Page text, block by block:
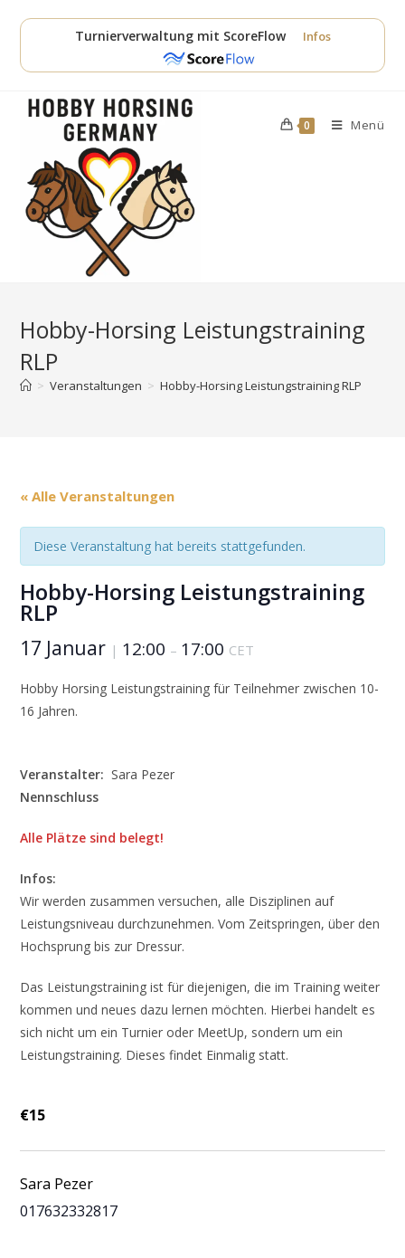
Inhalt
Turnierverwaltung mit ScoreFlow Infos
0 Menü
Hobby-Horsing Leistungstraining
RLP
> Veranstaltungen > Hobby-Horsing Leistungstraining RLP
« Alle Veranstaltungen
Diese Veranstaltung hat bereits stattgefunden.
Hobby-Horsing Leistungstraining
RLP
17 Januar | 12:00 – 17:00 CET
Hobby Horsing Leistungstraining für Teilnehmer zwischen 10-
16 Jahren.
Veranstalter: Sara Pezer
Nennschluss
Alle Plätze sind belegt!
Infos:
Wir werden zusammen versuchen, alle Disziplinen auf
Leistungsniveau durchzunehmen. Vom Zeitspringen, über den
Hochsprung bis zur Dressur.
Das Leistungstraining ist für diejenigen, die im Training weiter
kommen und neues dazu lernen möchten. Hierbei handelt es
sich nicht um ein Turnier oder MeetUp, sondern um ein
Leistungstraining. Dieses findet Einmalig statt.
€15
Sara Pezer
017632332817